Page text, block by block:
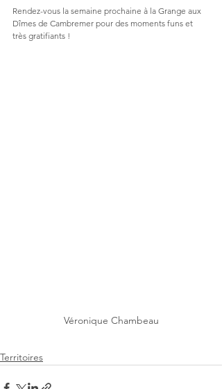
Rendez-vous la semaine prochaine à la Grange aux
Dîmes de Cambremer pour des moments funs et
très gratifiants !
Véronique Chambeau
Territoires